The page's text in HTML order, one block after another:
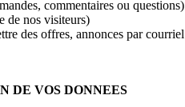
commentaires ou questions)
de nos visiteurs)
des offres, annonces par courriel
DE VOS DONNEES